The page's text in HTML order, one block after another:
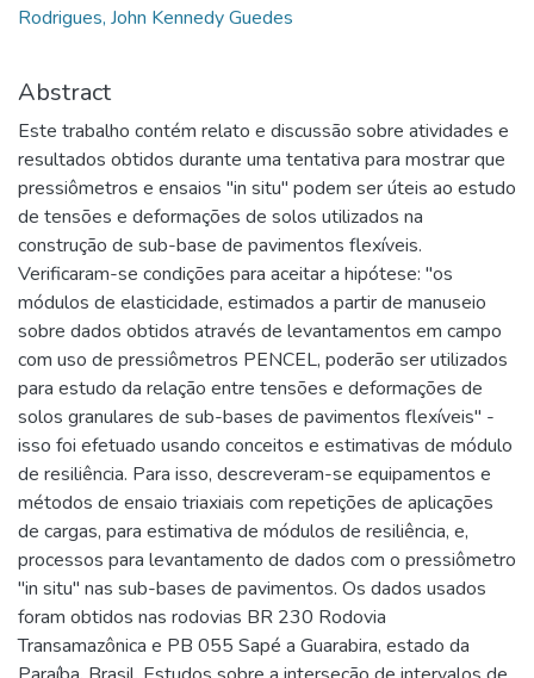
Rodrigues, John Kennedy Guedes
Abstract
Este trabalho contém relato e discussão sobre atividades e
resultados obtidos durante uma tentativa para mostrar que
pressiômetros e ensaios "in situ" podem ser úteis ao estudo
de tensões e deformações de solos utilizados na
construção de sub-base de pavimentos flexíveis.
Verificaram-se condições para aceitar a hipótese: "os
módulos de elasticidade, estimados a partir de manuseio
sobre dados obtidos através de levantamentos em campo
com uso de pressiômetros PENCEL, poderão ser utilizados
para estudo da relação entre tensões e deformações de
solos granulares de sub-bases de pavimentos flexíveis" -
isso foi efetuado usando conceitos e estimativas de módulo
de resiliência. Para isso, descreveram-se equipamentos e
métodos de ensaio triaxiais com repetições de aplicações
de cargas, para estimativa de módulos de resiliência, e,
processos para levantamento de dados com o pressiômetro
"in situ" nas sub-bases de pavimentos. Os dados usados
foram obtidos nas rodovias BR 230 Rodovia
Transamazônica e PB 055 Sapé a Guarabira, estado da